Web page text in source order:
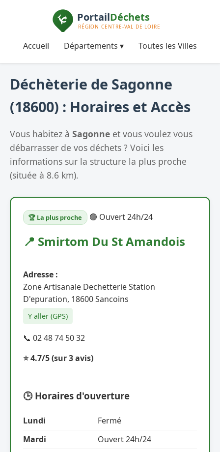
Accueil Départements ▾ Toutes les Villes
Déchèterie de Sagonne
(18600) : Horaires et Accès
Vous habitez à Sagonne et vous voulez vous
débarrasser de vos déchets ? Voici les
informations sur la structure la plus proche
(située à 8.6 km).
🏆 La plus proche 🟢 Ouvert 24h/24
📍 Smirtom Du St Amandois
Adresse :
Zone Artisanale Dechetterie Station
D'epuration, 18600 Sancoins
Y aller (GPS)
📞 02 48 74 50 32
⭐ 4.7/5(sur 3 avis)
🕒 Horaires d'ouverture
Lundi
Fermé
Mardi
Ouvert 24h/24